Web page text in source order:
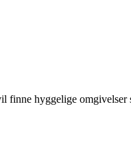
finne hyggelige